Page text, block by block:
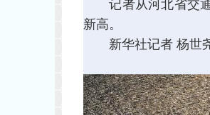
记者从河北省交通
新高。
新华社记者 杨世